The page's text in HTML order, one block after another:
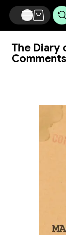
The Diary